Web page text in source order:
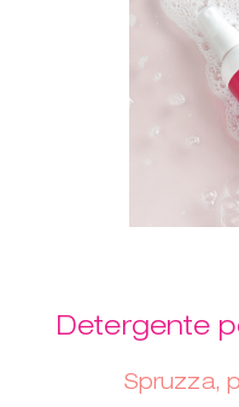
Detergente
Spruzza,